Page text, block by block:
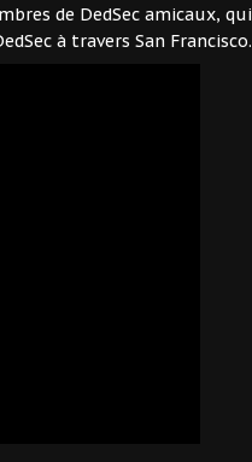
de DedSec amicaux, qui
à travers San Francisco.